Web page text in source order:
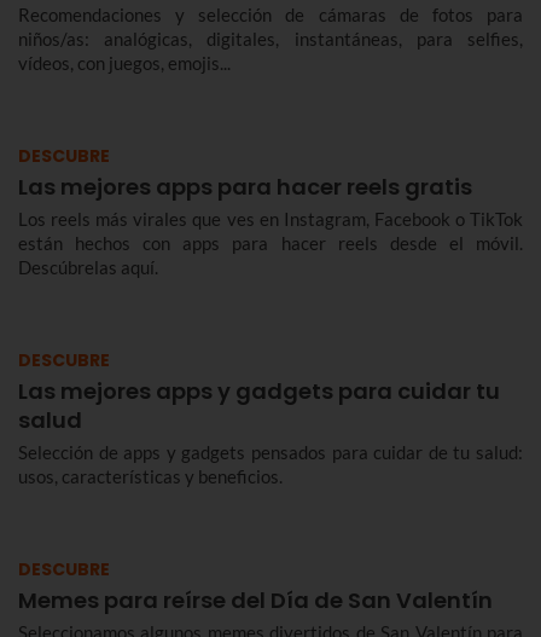
Recomendaciones y selección de cámaras de fotos para
niños/as: analógicas, digitales, instantáneas, para selfies,
vídeos, con juegos, emojis...
DESCUBRE
Las mejores apps para hacer reels gratis
Los reels más virales que ves en Instagram, Facebook o TikTok
están hechos con apps para hacer reels desde el móvil.
Descúbrelas aquí.
DESCUBRE
Las mejores apps y gadgets para cuidar tu
salud
Selección de apps y gadgets pensados para cuidar de tu salud:
usos, características y beneficios.
DESCUBRE
Memes para reírse del Día de San Valentín
Seleccionamos algunos memes divertidos de San Valentín para